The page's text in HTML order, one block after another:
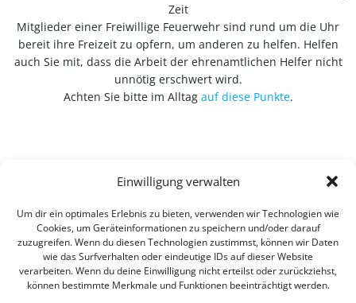
Einwilligung verwalten
Um dir ein optimales Erlebnis zu bieten, verwenden wir Technologien wie
Cookies, um Geräteinformationen zu speichern und/oder darauf
zuzugreifen. Wenn du diesen Technologien zustimmst, können wir Daten
wie das Surfverhalten oder eindeutige IDs auf dieser Website
verarbeiten. Wenn du deine Einwilligung nicht erteilst oder zurückziehst,
können bestimmte Merkmale und Funktionen beeinträchtigt werden.
Zeit
Mitglieder einer Freiwillige Feuerwehr sind rund um die Uhr
bereit ihre Freizeit zu opfern, um anderen zu helfen. Helfen
auch Sie mit, dass die Arbeit der ehrenamtlichen Helfer nicht
unnötig erschwert wird.
Achten Sie bitte im Alltag auf diese Punkte.